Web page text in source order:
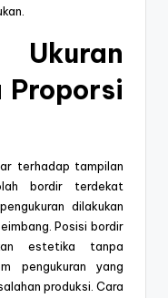
Proporsi
terhadap tampilan
bordir terdekat
dilakukan
Posisi bordir
estetika tanpa
pengukuran yang
produksi. Cara